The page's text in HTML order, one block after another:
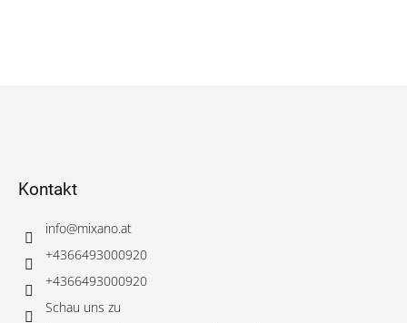
Kontakt
info@mixano.at
+4366493000920
+4366493000920
Schau uns zu